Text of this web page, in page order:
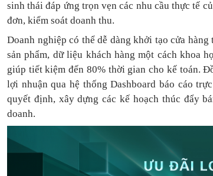
sinh thái đáp ứng trọn vẹn các nhu cầu thực tế
đơn, kiểm soát doanh thu.
Doanh nghiệp có thể dễ dàng khởi tạo cửa
sản phẩm, dữ liệu khách hàng một cách khoa
giúp tiết kiệm đến 80% thời gian cho kế toán.
lợi nhuận qua hệ thống Dashboard báo cáo
quyết định, xây dựng các kế hoạch thúc đẩy
doanh.